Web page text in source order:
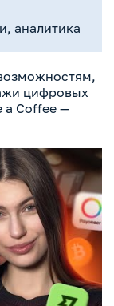
аналитика
цифровых
a Coffee —